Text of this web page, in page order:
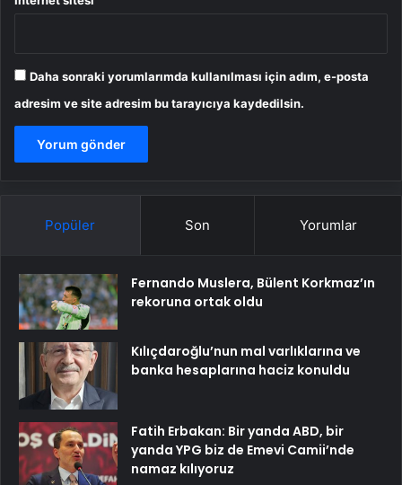
Daha sonraki yorumlarımda kullanılması için adım, e-posta
adresim ve site adresim bu tarayıcıya kaydedilsin.
Popüler Son Yorumlar
Fernando Muslera, Bülent Korkmaz’ın
rekoruna ortak oldu
Kılıçdaroğlu’nun mal varlıklarına ve
banka hesaplarına haciz konuldu
Fatih Erbakan: Bir yanda ABD, bir
yanda YPG biz de Emevi Camii’nde
namaz kılıyoruz